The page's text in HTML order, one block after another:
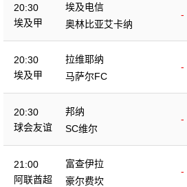
20:30
埃及甲
埃及电信
-
奥林比亚艾卡纳
20:30
埃及甲
拉维耶纳
-
马萨尔FC
20:30
球会友谊
邦纳
-
SC维尔
21:00
阿联酋超
富查伊拉
-
豪尔费坎